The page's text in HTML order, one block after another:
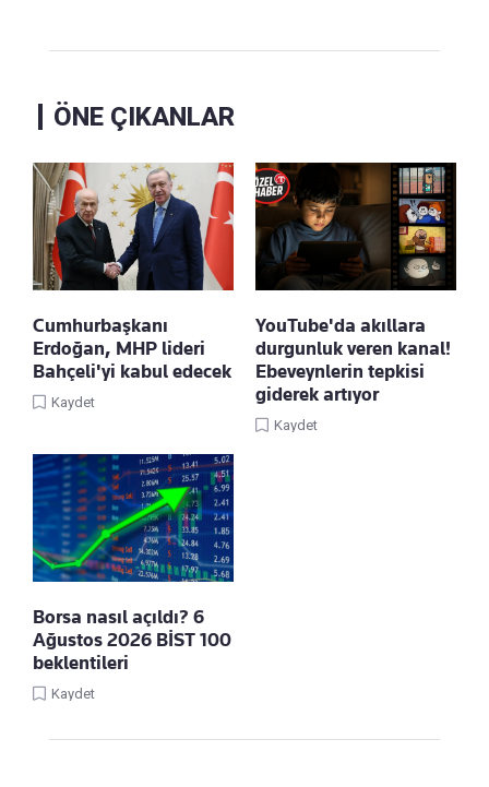
ÖNE ÇIKANLAR
Cumhurbaşkanı
Erdoğan, MHP lideri
Bahçeli'yi kabul edecek
Kaydet
YouTube'da akıllara
durgunluk veren kanal!
Ebeveynlerin tepkisi
giderek artıyor
Kaydet
Borsa nasıl açıldı? 6
Ağustos 2026 BİST 100
beklentileri
Kaydet